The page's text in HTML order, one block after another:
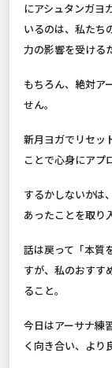
にアシュタンガヨ
いるのは、私たち
力の影響を受ける
もちろん、絶対ア
せん。
新月ヨガでリセッ
ことで心身にアプ
するかしないかは
あったことを取
話は戻って「本質
すが、私のおすす
ること。
今日はアーサナ練
く向き合い、より